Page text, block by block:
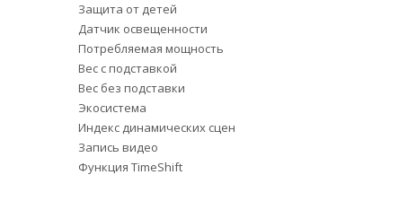
Защита от детей
Датчик освещенности
Потребляемая мощность
Вес с подставкой
Вес без подставки
Экосистема
Индекс динамических сцен
Запись видео
Функция TimeShift